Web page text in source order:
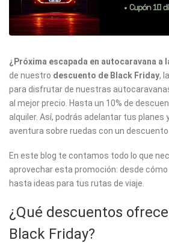
¿Próxima escapada en autocaravana a
de nuestro descuento de Black Friday,
para disfrutar de nuestras
al mejor precio. Hasta un 10% de
alquiler. Así, podrás adelantar tus planes
aventura sobre ruedas con un descuento
En este blog te contamos todo lo que
aprovechar esta promoción: desde
hasta ideas para tus rutas de viaje.
¿Qué descuentos
Black Friday?